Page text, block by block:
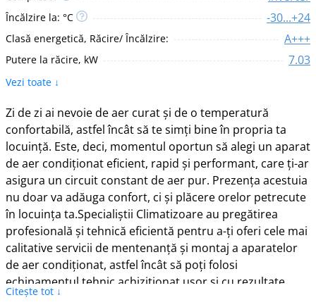
Încălzire la: °C -30...+24
Clasă energetică, Răcire/ Încălzire: A+++
Putere la răcire, kW 7.03
Vezi toate ↓
Zi de zi ai nevoie de aer curat și de o temperatură
confortabilă, astfel încât să te simți bine în propria ta
locuință. Este, deci, momentul oportun să alegi un aparat
de aer condiționat eficient, rapid și performant, care ți-ar
asigura un circuit constant de aer pur. Prezența acestuia
nu doar va adăuga confort, ci și plăcere orelor petrecute
în locuința ta.Specialiștii Climatizoare au pregătirea
profesională și tehnică eficientă pentru a-ți oferi cele mai
calitative servicii de mentenanță și montaj a aparatelor
de aer condiționat, astfel încât să poți folosi
echipamentul tehnic achiziționat ușor și cu rezultate
clare.Condiții de alegere a aparatului de aer condiționat
Citește tot ↓